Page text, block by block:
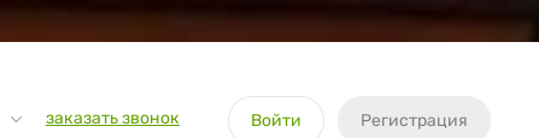
заказать звонок Войти Регистрация